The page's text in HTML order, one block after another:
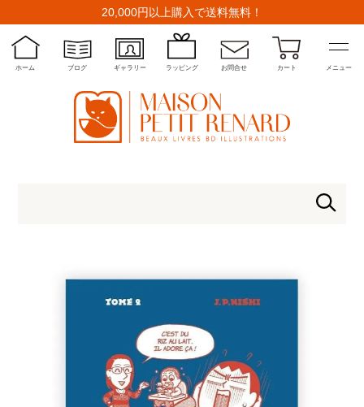
20,000円以上購入で送料無料！
ホーム ブログ ギャラリー ラッピング お問合せ カート メニュー